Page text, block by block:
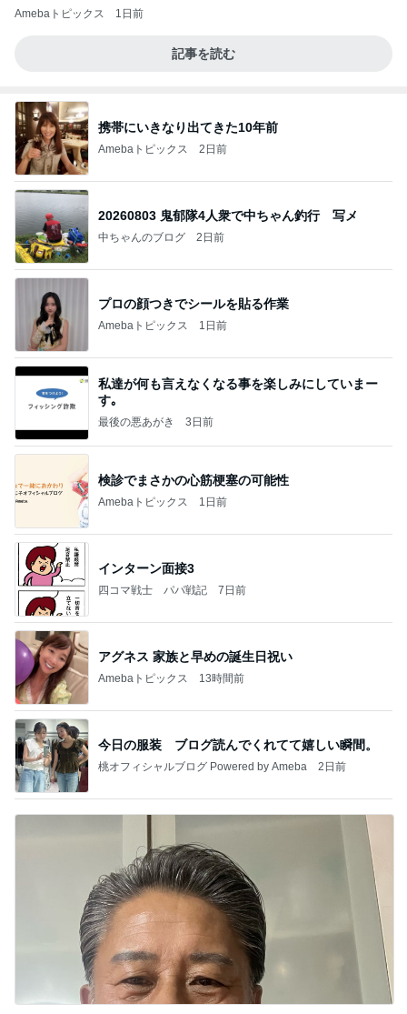
Amebaトピックス 1日前
記事を読む
携帯にいきなり出てきた10年前
Amebaトピックス 2日前
20260803 鬼郁隊4人衆で中ちゃん釣行 写メ
中ちゃんのブログ 2日前
プロの顔つきでシールを貼る作業
Amebaトピックス 1日前
私達が何も言えなくなる事を楽しみにしていまー
す｡
最後の悪あがき 3日前
検診でまさかの心筋梗塞の可能性
Amebaトピックス 1日前
インターン面接3
四コマ戦士 パパ戦記 7日前
アグネス 家族と早めの誕生日祝い
Amebaトピックス 13時間前
今日の服装 ブログ読んでくれてて嬉しい瞬間。
桃オフィシャルブログ Powered by Ameba 2日前